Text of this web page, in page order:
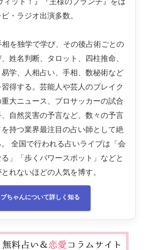
・ラジオ出演多数。
相を独学で学び、その後占術ごとの
姓名判断、タロット、四柱推命、
学、人相占い、手相、数秘術など
得する。芸能人や芸人のブレイク
大ニュース、プロサッカーの試合
自然災害の予言など、数々の予言
持つ業界最注目の占い師として絶
全国で行われる占いライブは「会
」「歩くパワースポット」などと
れないほどの人気を博す。
ちゃんについて詳しく知る